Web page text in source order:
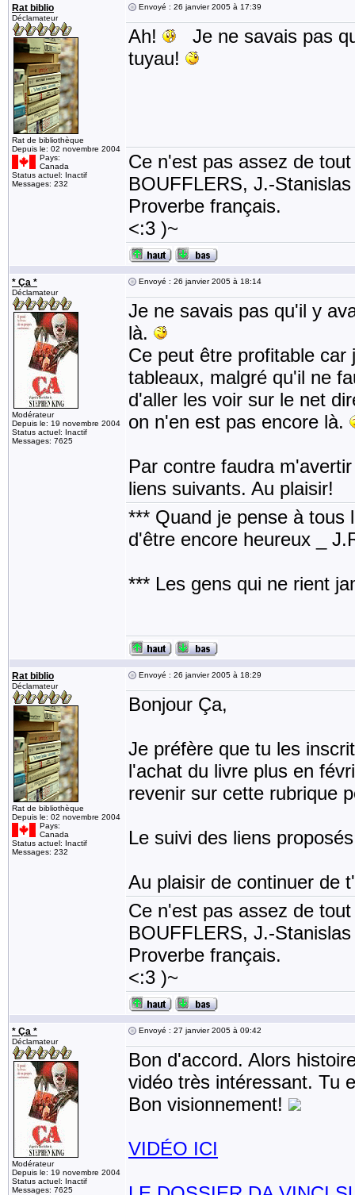
Rat biblio
Déclamateur
Rat de bibliothèque
Depuis le: 02 novembre 2004
Pays:
Canada
Status actuel: Inactif
Messages: 232
Envoyé : 26 janvier 2005 à 17:39
Ah!
Je ne savais pas
tuyau!
Ce n'est pas assez de
BOUFFLERS, J.-
Proverbe français.
<:3 )~
* Ça *
Déclamateur
Modérateur
Depuis le: 19 novembre 2004
Status actuel: Inactif
Messages: 7625
Envoyé : 26 janvier 2005 à 18:14
Je ne savais pas qu'il y
là.
Ce peut être profitable
tableaux, malgré qu'il ne
d'aller les voir sur le net
on n'en est pas encore là.
Par contre faudra
liens suivants. Au plaisir!
*** Quand je pense à tous
d'être encore heureux _
*** Les gens qui ne rient
Rat biblio
Déclamateur
Rat de bibliothèque
Depuis le: 02 novembre 2004
Pays:
Canada
Status actuel: Inactif
Messages: 232
Envoyé : 26 janvier 2005 à 18:29
Bonjour Ça,
Je préfère que tu les
l'achat du livre plus en
revenir sur cette rubrique
Le suivi des liens
Au plaisir de continuer de
Ce n'est pas assez de
BOUFFLERS, J.-
Proverbe français.
<:3 )~
* Ça *
Déclamateur
Modérateur
Depuis le: 19 novembre 2004
Status actuel: Inactif
Messages: 7625
Envoyé : 27 janvier 2005 à 09:42
Bon d'accord. Alors
vidéo très intéressant. Tu
Bon visionnement!
VIDÉO ICI